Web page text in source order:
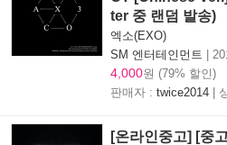
ter 중 랜덤 발송)
엑소(EXO)
SM 엔터테인먼트 |
4,000원 (79% 할인)
판매자 : twice2014 |
[온라인중고] [중